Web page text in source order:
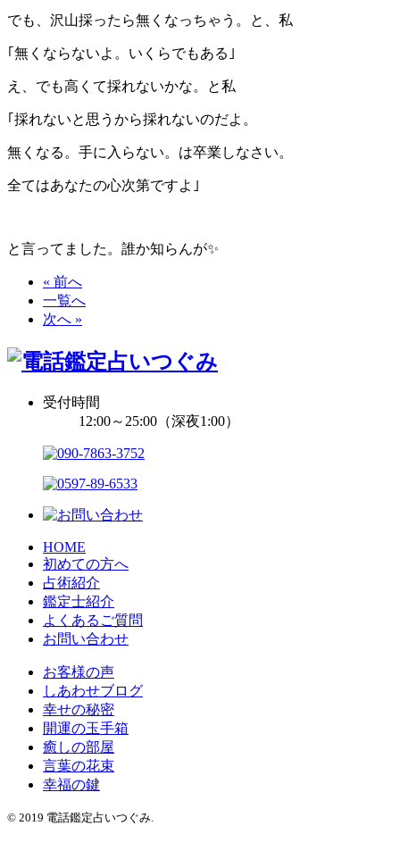
でも、沢山採ったら無くなっちゃう。と、私
｢無くならないよ。いくらでもある｣
え、でも高くて採れないかな。と私
｢採れないと思うから採れないのだよ。
無くなる。手に入らない。は卒業しなさい。
全てはあなたの心次第ですよ｣
と言ってました。誰か知らんが✨
« 前へ
一覧へ
次へ »
受付時間
12:00～25:00（深夜1:00）
HOME
初めての方へ
占術紹介
鑑定士紹介
よくあるご質問
お問い合わせ
お客様の声
しあわせブログ
幸せの秘密
開運の玉手箱
癒しの部屋
言葉の花束
幸福の鍵
© 2019 電話鑑定占いつぐみ.